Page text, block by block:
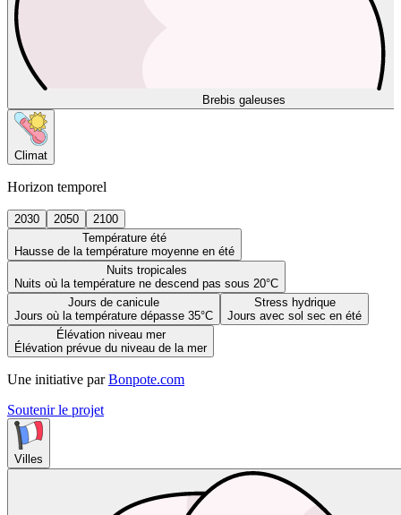
Brebis galeuses
Climat
Horizon temporel
2030 2050
2100
Température été
Hausse de la température moyenne en été
Nuits tropicales
Nuits où la température ne descend pas sous 20°C
Jours de canicule
Jours où la température dépasse 35°C
Stress hydrique
Jours avec sol sec en été
Élévation niveau mer
Élévation prévue du niveau de la mer
Une initiative par Bonpote.com
Soutenir le projet
Villes